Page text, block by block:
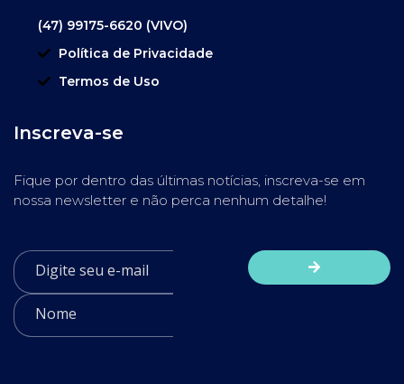
(47) 99175-6620 (VIVO)
Política de Privacidade
Termos de Uso
Inscreva-se
Fique por dentro das últimas notícias, inscreva-se em
nossa newsletter e não perca nenhum detalhe!